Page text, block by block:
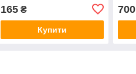
165₴
Купити
700